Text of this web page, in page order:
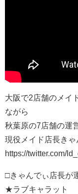
大阪で2店舗のメイ
ながら
秋葉原の7店舗の運
現役メイド店長きゃ
https://twitter.com/
□きゃんでぃ店長が
★ラブキャラット